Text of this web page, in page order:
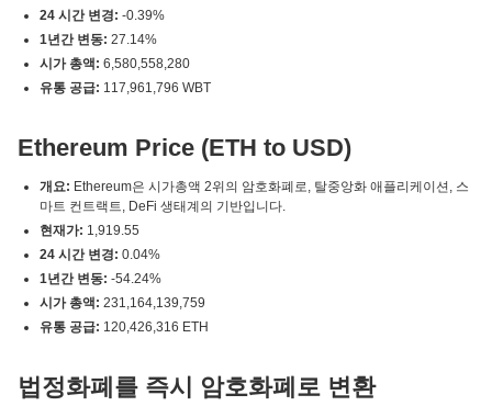
24 시간 변경: -0.39%
1년간 변동: 27.14%
시가 총액: 6,580,558,280
유통 공급: 117,961,796 WBT
Ethereum Price (ETH to USD)
개요: Ethereum은 시가총액 2위의 암호화폐로, 탈중앙화 애플리케이션, 스
마트 컨트랙트, DeFi 생태계의 기반입니다.
현재가: 1,919.55
24 시간 변경: 0.04%
1년간 변동: -54.24%
시가 총액: 231,164,139,759
유통 공급: 120,426,316 ETH
법정화폐를 즉시 암호화폐로 변환